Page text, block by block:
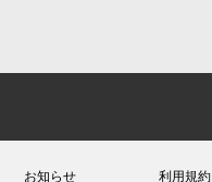
お知らせ 利用規約